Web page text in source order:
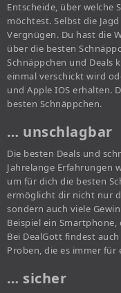
Entscheide, über welche
möchtest. Selbst die
Vergnügen. Du hast die
über die besten
Schnäppchen und Deals
einmal verschickt wird
und Apple IOS erhalten.
besten Schnäppchen.
… unschlagbar
Die besten Deals und
Jahrelange Erfahrungen
um für dich die besten
ermöglicht dir nicht nur
sondern auch viele
Beispiel ein
Bei DealGott findest
Proben, die es immer
… sicher